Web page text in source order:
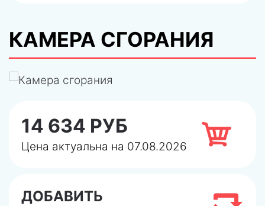
КАМЕРА СГОРАНИЯ
14 634 РУБ
Цена актуальна на 07.08.2026
ДОБАВИТЬ